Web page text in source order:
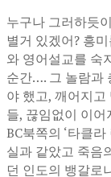
누구나 그러하듯
별거 있겠어? 흥
와 영어설교를 숙
순간…. 그 놀람과
야 했고, 깨어지
들, 끊임없이 이
BC북쪽의 ‘타클
실과 같았고 죽음
던 인도의 뱅갈로